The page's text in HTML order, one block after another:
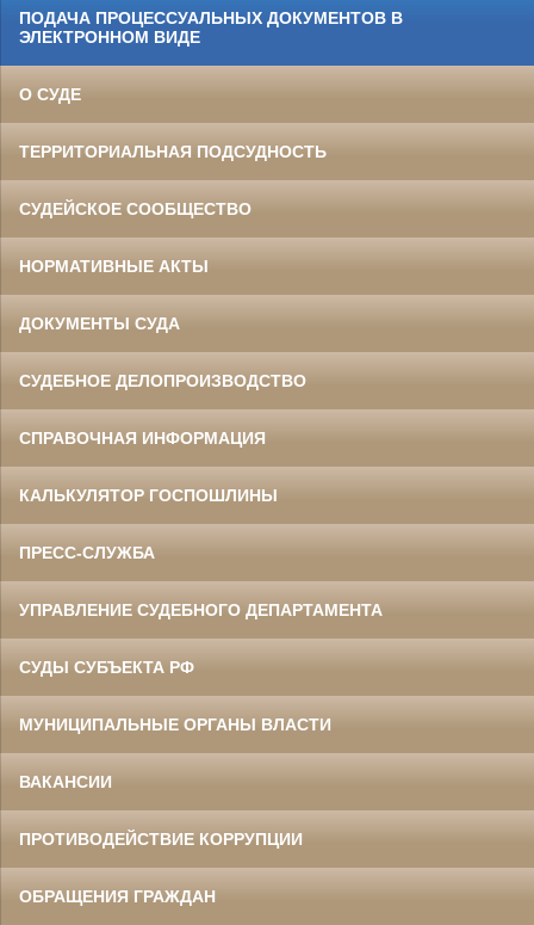
ПОДАЧА ПРОЦЕССУАЛЬНЫХ ДОКУМЕНТОВ В
ЭЛЕКТРОННОМ ВИДЕ
О СУДЕ
ТЕРРИТОРИАЛЬНАЯ ПОДСУДНОСТЬ
СУДЕЙСКОЕ СООБЩЕСТВО
НОРМАТИВНЫЕ АКТЫ
ДОКУМЕНТЫ СУДА
СУДЕБНОЕ ДЕЛОПРОИЗВОДСТВО
СПРАВОЧНАЯ ИНФОРМАЦИЯ
КАЛЬКУЛЯТОР ГОСПОШЛИНЫ
ПРЕСС-СЛУЖБА
УПРАВЛЕНИЕ СУДЕБНОГО ДЕПАРТАМЕНТА
СУДЫ СУБЪЕКТА РФ
МУНИЦИПАЛЬНЫЕ ОРГАНЫ ВЛАСТИ
ВАКАНСИИ
ПРОТИВОДЕЙСТВИЕ КОРРУПЦИИ
ОБРАЩЕНИЯ ГРАЖДАН